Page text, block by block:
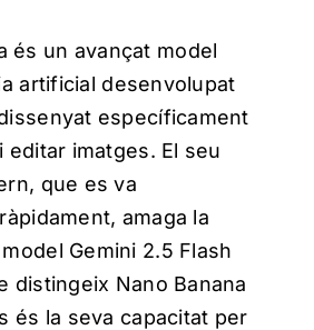
és un avançat model
artificial desenvolupat
específicament
editar imatges. El seu
que es va
amaga la
Gemini 2.5 Flash
distingeix Nano Banana
és la seva capacitat per